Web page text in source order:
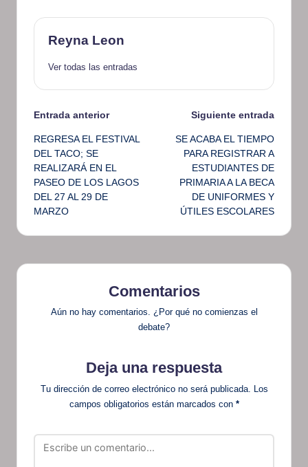
Reyna Leon
Ver todas las entradas
Navegación
de
entradas
Entrada anterior
REGRESA EL FESTIVAL
DEL TACO; SE
REALIZARÁ EN EL
PASEO DE LOS LAGOS
DEL 27 AL 29 DE
MARZO
Siguiente entrada
SE ACABA EL TIEMPO
PARA REGISTRAR A
ESTUDIANTES DE
PRIMARIA A LA BECA
DE UNIFORMES Y
ÚTILES ESCOLARES
Comentarios
Aún no hay comentarios. ¿Por qué no comienzas el
debate?
Deja una respuesta
Tu dirección de correo electrónico no será publicada. Los
campos obligatorios están marcados con *